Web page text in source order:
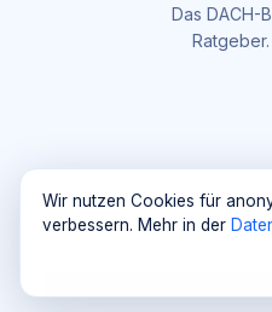
Das DACH-
Maik
Wir nutzen Cookies für
verbessern. Mehr in der